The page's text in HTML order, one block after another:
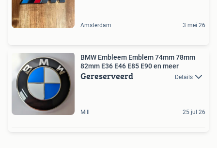
Amsterdam 3 mei 26
BMW Embleem Emblem 74mm 78mm
82mm E36 E46 E85 E90 en meer
Gereserveerd Details
Mill 25 jul 26